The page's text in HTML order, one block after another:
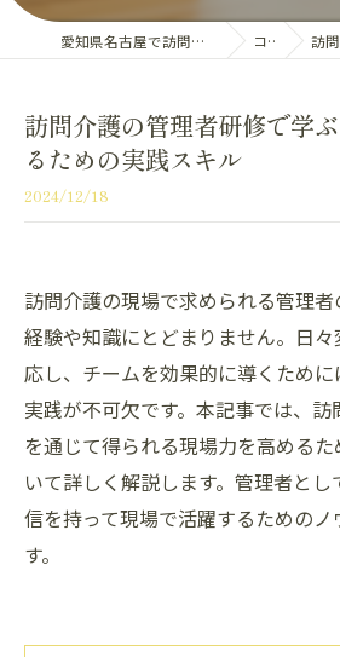
愛知県名古屋で訪問介護の求人なら株式会社PEP コラム 訪問介
訪問介護の管理者研修で学
るための実践スキル
2024/12/18
訪問介護の現場で求められる管理
経験や知識にとどまりません。日
応し、チームを効果的に導くため
実践が不可欠です。本記事では、
を通じて得られる現場力を高める
いて詳しく解説します。管理者と
信を持って現場で活躍するためのノ
す。